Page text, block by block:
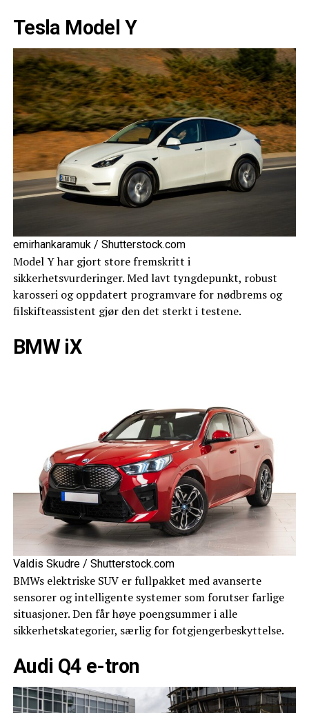
Tesla Model Y
emirhankaramuk / Shutterstock.com
Model Y har gjort store fremskritt i
sikkerhetsvurderinger. Med lavt tyngdepunkt, robust
karosseri og oppdatert programvare for nødbrems og
filskifteassistent gjør den det sterkt i testene.
BMW iX
Valdis Skudre / Shutterstock.com
BMWs elektriske SUV er fullpakket med avanserte
sensorer og intelligente systemer som forutser farlige
situasjoner. Den får høye poengsummer i alle
sikkerhetskategorier, særlig for fotgjengerbeskyttelse.
Audi Q4 e-tron